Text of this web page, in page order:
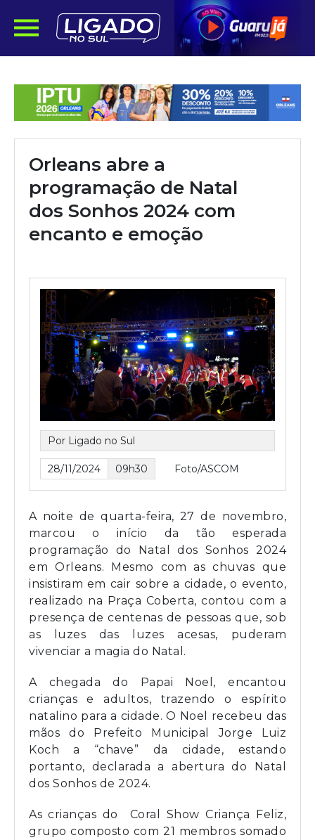
Orleans abre a
programação de Natal
dos Sonhos 2024 com
encanto e emoção
Por Ligado no Sul
28/11/2024 09h30 Foto/ASCOM
A noite de quarta-feira, 27 de novembro,
marcou o início da tão esperada
programação do Natal dos Sonhos 2024
em Orleans. Mesmo com as chuvas que
insistiram em cair sobre a cidade, o evento,
realizado na Praça Coberta, contou com a
presença de centenas de pessoas que, sob
as luzes das luzes acesas, puderam
vivenciar a magia do Natal.
A chegada do Papai Noel, encantou
crianças e adultos, trazendo o espírito
natalino para a cidade. O Noel recebeu das
mãos do Prefeito Municipal Jorge Luiz
Koch a “chave” da cidade, estando
portanto, declarada a abertura do Natal
dos Sonhos de 2024.
As crianças do Coral Show Criança Feliz,
grupo composto com 21 membros somado